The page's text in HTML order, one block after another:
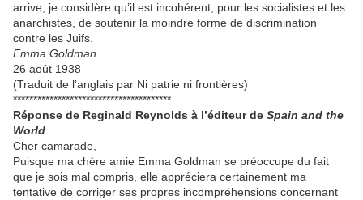
arrive, je considère qu’il est incohérent, pour les socialistes et les
anarchistes, de soutenir la moindre forme de discrimination
contre les Juifs.
Emma Goldman
26 août 1938
(Traduit de l’anglais par Ni patrie ni frontières)
***************************************
Réponse de Reginald Reynolds à l’éditeur de Spain and the
World
Cher camarade,
Puisque ma chère amie Emma Goldman se préoccupe du fait
que je sois mal compris, elle appréciera certainement ma
tentative de corriger ses propres incompréhensions concernant